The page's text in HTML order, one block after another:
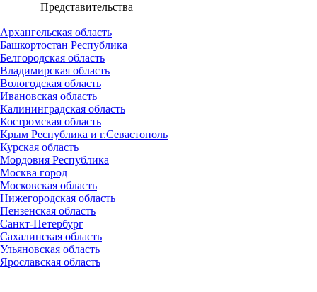
Представительства
Архангельская область
Башкортостан Республика
Белгородская область
Владимирская область
Вологодская область
Ивановская область
Калининградская область
Костромская область
Крым Республика и г.Севастополь
Курская область
Мордовия Республика
Москва город
Московская область
Нижегородская область
Пензенская область
Санкт-Петербург
Сахалинская область
Ульяновская область
Ярославская область